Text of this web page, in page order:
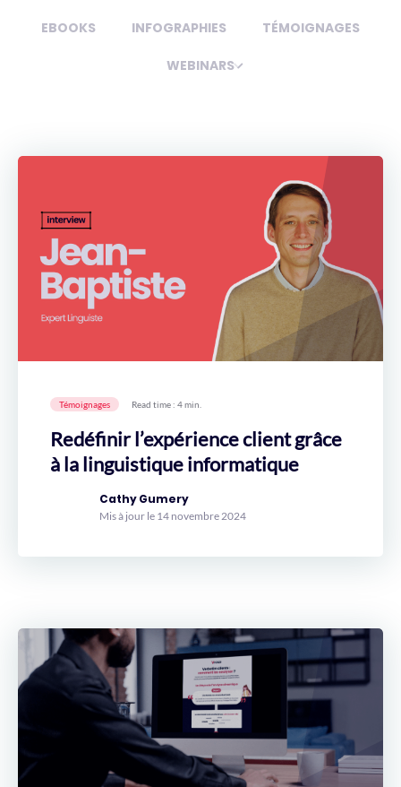
EBOOKS INFOGRAPHIES TÉMOIGNAGES
WEBINARS
Témoignages Read time : 4 min.
Redéfinir l’expérience client grâce
à la linguistique informatique
Cathy Gumery
Mis à jour le 14 novembre 2024